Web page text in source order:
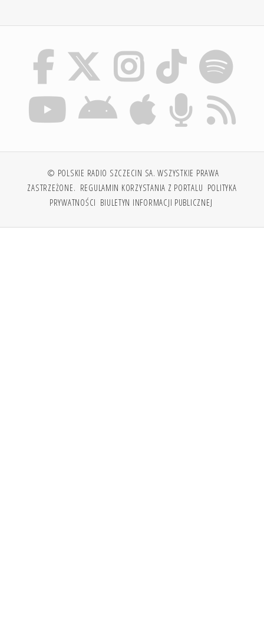
© POLSKIE RADIO SZCZECIN SA. WSZYSTKIE PRAWA
ZASTRZEŻONE. REGULAMIN KORZYSTANIA Z PORTALU POLITYKA
PRYWATNOŚCI BIULETYN INFORMACJI PUBLICZNEJ